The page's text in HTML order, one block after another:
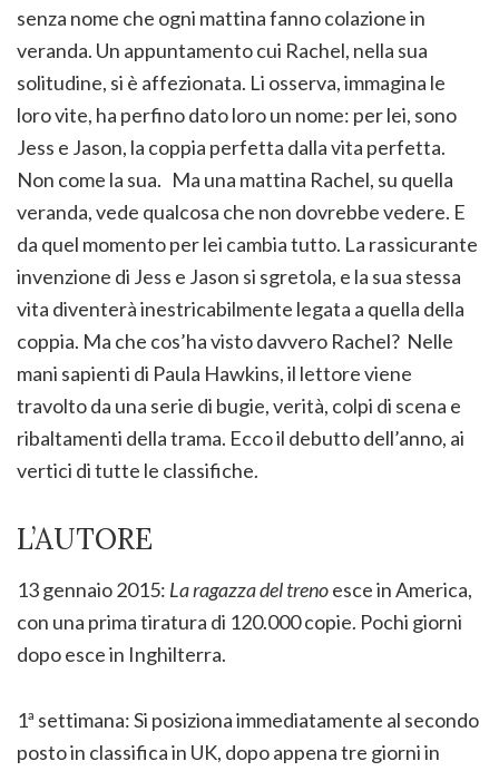
senza nome che ogni mattina fanno colazione in
veranda. Un appuntamento cui Rachel, nella sua
solitudine, si è affezionata. Li osserva, immagina le
loro vite, ha perfino dato loro un nome: per lei, sono
Jess e Jason, la coppia perfetta dalla vita perfetta.
Non come la sua. Ma una mattina Rachel, su quella
veranda, vede qualcosa che non dovrebbe vedere. E
da quel momento per lei cambia tutto. La rassicurante
invenzione di Jess e Jason si sgretola, e la sua stessa
vita diventerà inestricabilmente legata a quella della
coppia. Ma che cos’ha visto davvero Rachel? Nelle
mani sapienti di Paula Hawkins, il lettore viene
travolto da una serie di bugie, verità, colpi di scena e
ribaltamenti della trama. Ecco il debutto dell’anno, ai
vertici di tutte le classifiche.
L’AUTORE
13 gennaio 2015: La ragazza del trenoesce in America,
con una prima tiratura di 120.000 copie. Pochi giorni
dopo esce in Inghilterra.
1ª settimana: Si posiziona immediatamente al secondo
posto in classifica in UK, dopo appena tre giorni in